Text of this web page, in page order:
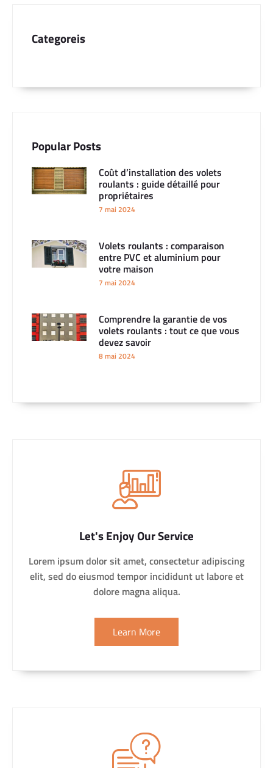
Categoreis
Popular Posts
Coût d’installation des volets
roulants : guide détaillé pour
propriétaires
7 mai 2024
Volets roulants : comparaison
entre PVC et aluminium pour
votre maison
7 mai 2024
Comprendre la garantie de vos
volets roulants : tout ce que vous
devez savoir
8 mai 2024
Let's Enjoy Our Service
Lorem ipsum dolor sit amet, consectetur adipiscing
elit, sed do eiusmod tempor incididunt ut labore et
dolore magna aliqua.
Learn More